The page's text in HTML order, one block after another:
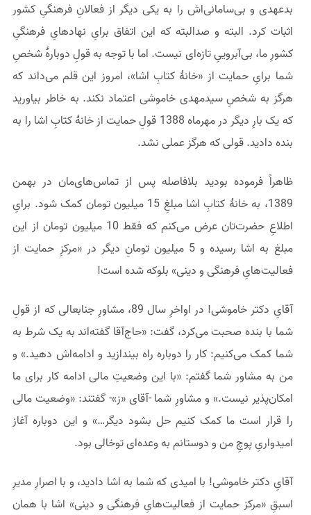
بدعهدی و بی‌سامانی‌اش را به یکی دیگر از فعالانِ فرهنگیِ کشور
اثبات کرد. البته و صدالبته که این اتفاق برایِ نهادهایِ فرهنگیِ
کشورِ ما، بی‌آبروییِ تازه‌ای نیست. اما با توجه به قولِ دوبارهٔ شخصِ
شما برایِ حمایت از «خانهٔ کتابِ اشا»، امروز این قلم می‌داند که
هرگز به شخصِ سیدمهدی خاموشی اعتماد نکند. به خاطر بیاورید
که یک بارِ دیگر در مهرماه 1388 قولِ حمایت از خانهٔ کتابِ اشا را به
بنده دادید. قولی که هرگز عملی نشد.
ظاهراً فرموده بودید بلافاصله پس از تماس‌های‌مان در بهمن
1389، به خانهٔ کتابِ اشا مبلغِ 15 میلیون تومان کمک شود. برایِ
اطلاعِ حضرت‌تان عرض می‌کنم که فقط 10 میلیون تومان از این
مبلغ به اشا رسیده و 5 میلیون تومانِ دیگر در «مرکزِ حمایت از
فعالیت‌هایِ فرهنگی و دینی» بلوکه شده است!
آقایِ دکتر خاموشی! در اواخرِ سال 89، مشاورِ جنابعالی که از قولِ
شما با بنده صحبت می‌کرد، گفت: «حاج‌آقا گفته‌اند به یک شرط به
شما کمک می‌کنیم: کار را دوباره راه بیندازید و ادامه‌اش دهید.» و
من به مشاور شما گفتم: «با این وضعیتِ مالی ادامه کار برای ما
امکان‌پذیر نیست.» و مشاورِ شما -آقای «ز»- گفتند: «وضعیت مالی
را قرار است ما کمک کنیم حل بشود دیگر…» و این دوباره آغاز
امیدواریِ پوچِ من و دوستانم به وعده‌ای توخالی بود.
آقایِ دکتر خاموشی! با امیدی که شما به اشا دادید، و با اصرارِ مدیرِ
اسبقِ «مرکز حمایت از فعالیت‌هایِ فرهنگی و دینی» اشا با همان